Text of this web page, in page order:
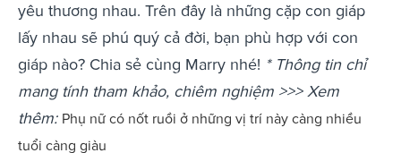
yêu thương nhau. Trên đây là những cặp con giáp
lấy nhau sẽ phú quý cả đời, bạn phù hợp với con
giáp nào? Chia sẻ cùng Marry nhé! * Thông tin chỉ
mang tính tham khảo, chiêm nghiệm >>> Xem
thêm: Phụ nữ có nốt ruồi ở những vị trí này càng nhiều
tuổi càng giàu